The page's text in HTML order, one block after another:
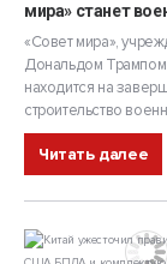
мира» станет
«Совет мира»,
Дональдом Трампом
находится на
строительство
Читать далее